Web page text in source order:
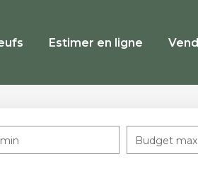
Estimer en ligne
Budget max